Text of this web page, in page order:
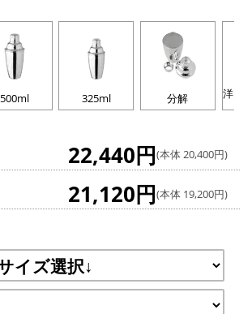
500ml 325ml 分解 洋白
22,440円(本体 20,400円)
21,120円(本体 19,200円)